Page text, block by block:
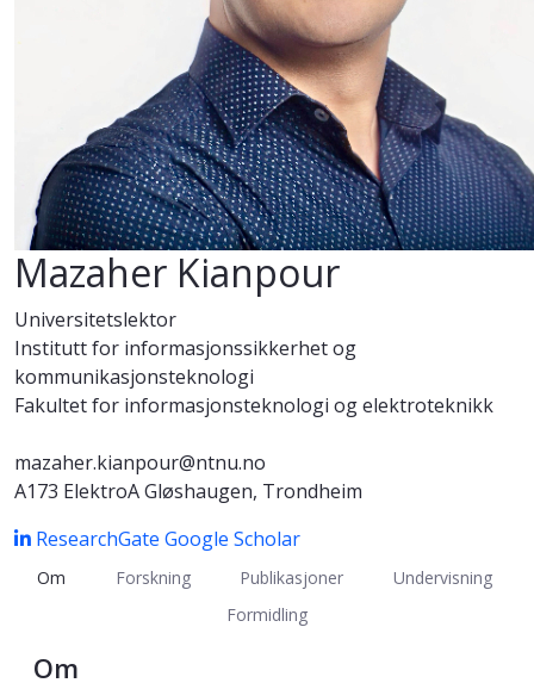
Mazaher Kianpour
Universitetslektor
Institutt for informasjonssikkerhet og
kommunikasjonsteknologi
Fakultet for informasjonsteknologi og elektroteknikk
mazaher.kianpour@ntnu.no
A173 ElektroA Gløshaugen, Trondheim
ResearchGate Google Scholar
Om Forskning Publikasjoner
Undervisning
Formidling
Om